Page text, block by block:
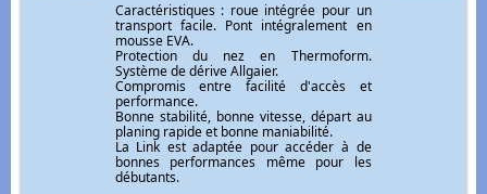
Caractéristiques : roue intégrée pour un
transport facile. Pont intégralement en
mousse EVA.
Protection du nez en Thermoform.
Système de dérive Allgaier.
Compromis entre facilité d'accès et
performance.
Bonne stabilité, bonne vitesse, départ au
planing rapide et bonne maniabilité.
La Link est adaptée pour accéder à de
bonnes performances même pour les
débutants.